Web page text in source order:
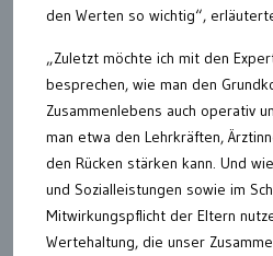
den Werten so wichtig“,
„Zuletzt möchte ich mit den
besprechen, wie man den
Zusammenlebens auch operativ
man etwa den Lehrkräften,
den Rücken stärken kann. Und
und Sozialleistungen sowie im
Mitwirkungspflicht der Eltern
Wertehaltung, die unser